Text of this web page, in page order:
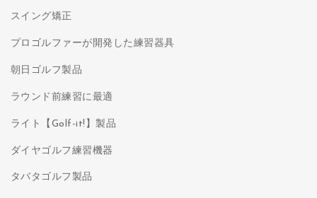
スイング矯正
プロゴルファーが開発した練習器具
朝日ゴルフ製品
ラウンド前練習に最適
ライト【Golf-it!】製品
ダイヤゴルフ練習機器
タバタゴルフ製品